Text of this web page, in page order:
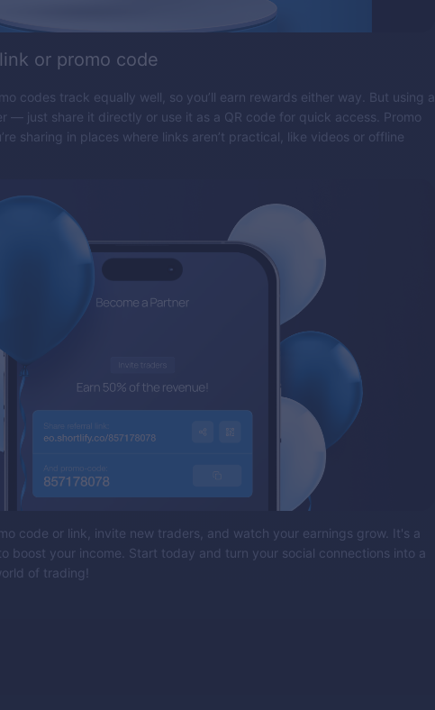
or promo code
codes track equally well, so you’ll earn rewards either way. But using a
— just share it directly or use it as a QR code for quick access. Promo
sharing in places where links aren’t practical, like videos or offline
code or link, invite new traders, and watch your earnings grow. It's a
boost your income. Start today and turn your social connections into a
of trading!